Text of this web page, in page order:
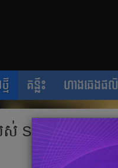
គន្លឹះ ហាងឆេងផ
SONY សក្ដិសមបំ